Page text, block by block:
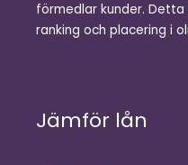
förmedlar kunder.
ranking och placering i
Jämför lån